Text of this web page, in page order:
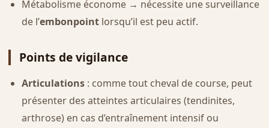
Métabolisme économe → nécessite une surveillance
de l’embonpointlorsqu’il est peu actif.
Points de vigilance
Articulations: comme tout cheval de course, peut
présenter des atteintes articulaires (tendinites,
arthrose) en cas d’entraînement intensif ou